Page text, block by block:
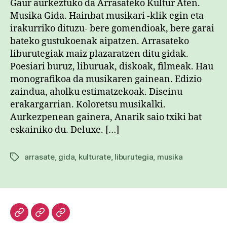
Gaur aurkeztuko da Arrasateko Kultur Aten.
Musika Gida. Hainbat musikari -klik egin eta
irakurriko dituzu- bere gomendioak, bere garai
bateko gustukoenak aipatzen. Arrasateko
liburutegiak maiz plazaratzen ditu gidak.
Poesiari buruz, liburuak, diskoak, filmeak. Hau
monografikoa da musikaren gainean. Edizio
zaindua, aholku estimatzekoak. Diseinu
erakargarrian. Koloretsu musikalki.
Aurkezpenean gainera, Anarik saio txiki bat
eskainiko du. Deluxe. […]
Etiketakarrasate, gida kulturate, liburutegia musika
HasieraKazetari
Patxi